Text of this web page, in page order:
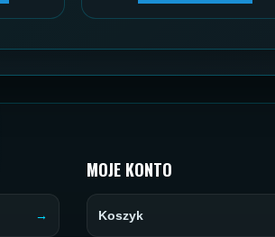
MOJE KONTO
Koszyk